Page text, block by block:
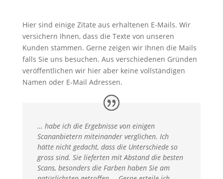
Hier sind einige Zitate aus erhaltenen E-Mails. Wir
versichern Ihnen, dass die Texte von unseren
Kunden stammen. Gerne zeigen wir Ihnen die Mails
falls Sie uns besuchen. Aus verschiedenen Gründen
veröffentlichen wir hier aber keine vollständigen
Namen oder E-Mail Adressen.
… habe ich die Ergebnisse von einigen
Scananbietern miteinander verglichen. Ich
hätte nicht gedacht, dass die Unterschiede so
gross sind. Sie lieferten mit Abstand die besten
Scans, besonders die Farben haben Sie am